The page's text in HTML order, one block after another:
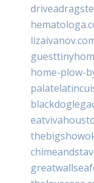
home-plow-